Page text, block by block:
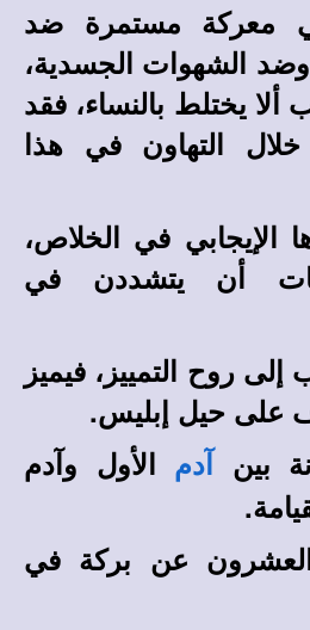
معركة مستمرة ضد
الشهوات الجسدية،
ألا يختلط بالنساء، فقد
التهاون في هذا
الإيجابي في الخلاص،
أن يتشددن في
إلى روح التمييز، فيميز
على حيل إبليس.
بين آدم
الأول وآدم
والعشرون عن بركة في